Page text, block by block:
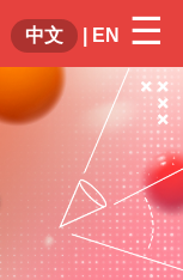
☰
中文 EN ×